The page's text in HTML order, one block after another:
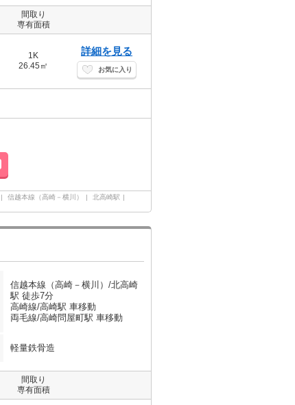
間取り
専有面積
1K
26.45㎡
詳細を見る
お気に入り
信越本線（高崎－横川）
北高崎駅
信越本線（高崎－横川）/北高崎
駅 徒歩7分
高崎線/高崎駅 車移動
両毛線/高崎問屋町駅 車移動
軽量鉄骨造
間取り
専有面積